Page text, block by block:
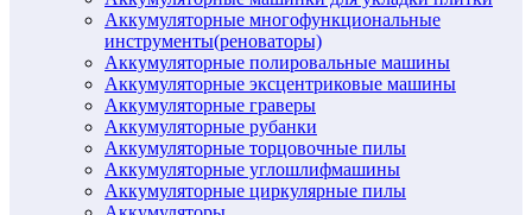
Аккумуляторные многофункциональные
инструменты(реноваторы)
Аккумуляторные полировальные машины
Аккумуляторные эксцентриковые машины
Аккумуляторные граверы
Аккумуляторные рубанки
Аккумуляторные торцовочные пилы
Аккумуляторные углошлифмашины
Аккумуляторные циркулярные пилы